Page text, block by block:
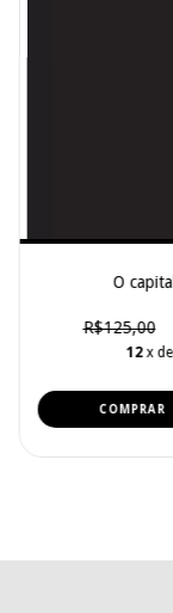
O
R$125,00
12 x de